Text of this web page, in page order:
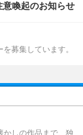
喚起のお知らせ
募集しています。
かしの作品まで、独